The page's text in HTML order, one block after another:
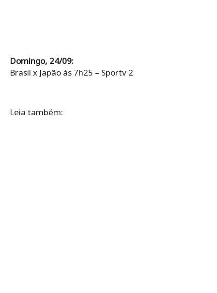
Domingo, 24/09:
Brasil x Japão às 7h25 – Sportv 2
Leia também: